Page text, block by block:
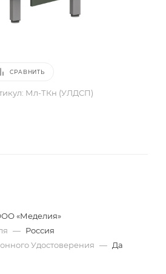
СРАВНИТЬ
Мл-ТКн (УЛДСП)
«Меделия»
— Россия
Удостоверения — Да